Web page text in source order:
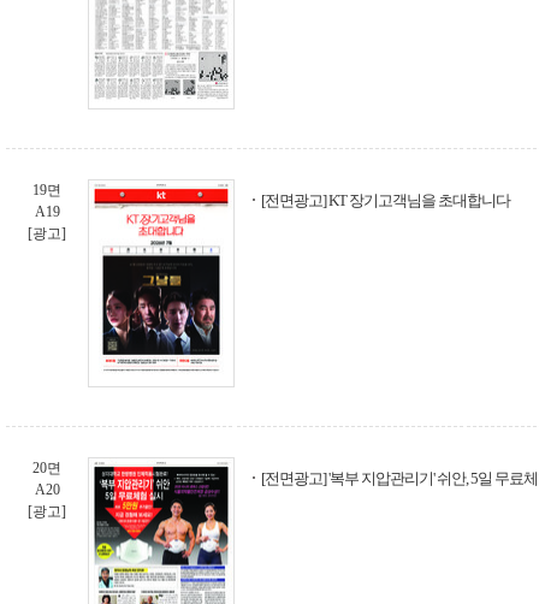
19면
A19
[광고]
[전면광고] KT 장기고객님을 초대합니다
20면
A20
[광고]
[전면광고] '복부 지압관리기' 쉬안, 5일 무료